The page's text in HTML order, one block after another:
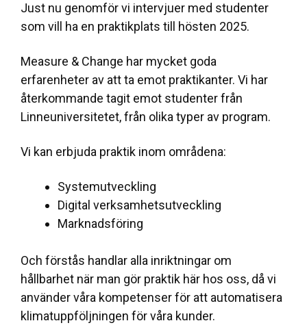
Just nu genomför vi intervjuer med studenter
som vill ha en praktikplats till hösten 2025.
Measure & Change har mycket goda
erfarenheter av att ta emot praktikanter. Vi har
återkommande tagit emot studenter från
Linneuniversitetet, från olika typer av program.
Vi kan erbjuda praktik inom områdena:
Systemutveckling
Digital verksamhetsutveckling
Marknadsföring
Och förstås handlar alla inriktningar om
hållbarhet när man gör praktik här hos oss, då vi
använder våra kompetenser för att automatisera
klimatuppföljningen för våra kunder.